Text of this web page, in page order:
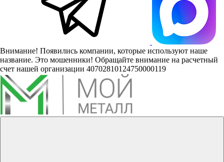
Внимание! Появились компании, которые используют наше
название. Это мошенники! Обращайте внимание на расчетный
счет нашей организации 40702810124750000119